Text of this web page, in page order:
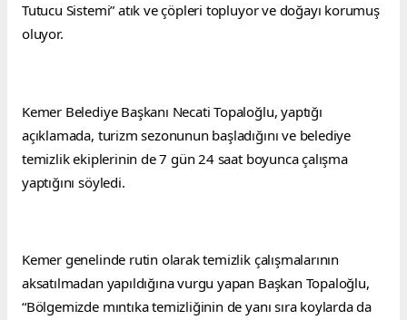
Tutucu Sistemi” atık ve çöpleri topluyor ve doğayı korumuş
oluyor.
Kemer Belediye Başkanı Necati Topaloğlu, yaptığı
açıklamada, turizm sezonunun başladığını ve belediye
temizlik ekiplerinin de 7 gün 24 saat boyunca çalışma
yaptığını söyledi.
Kemer genelinde rutin olarak temizlik çalışmalarının
aksatılmadan yapıldığına vurgu yapan Başkan Topaloğlu,
“Bölgemizde mıntıka temizliğinin de yanı sıra koylarda da